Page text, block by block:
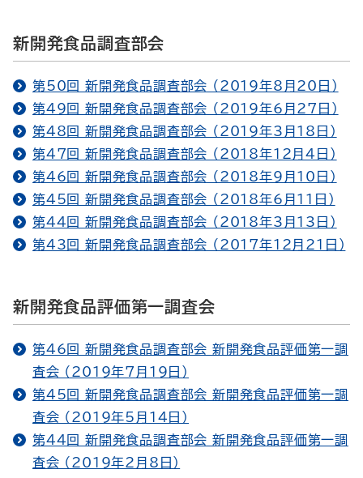
新開発食品調査部会
第50回 新開発食品調査部会 （2019年8月20日）
第49回 新開発食品調査部会 （2019年6月27日）
第48回 新開発食品調査部会 （2019年3月18日）
第47回 新開発食品調査部会 （2018年12月4日）
第46回 新開発食品調査部会 （2018年9月10日）
第45回 新開発食品調査部会 （2018年6月11日）
第44回 新開発食品調査部会 （2018年3月13日）
第43回 新開発食品調査部会 （2017年12月21日）
新開発食品評価第一調査会
第46回 新開発食品調査部会 新開発食品評価第一調
査会 （2019年7月19日）
第45回 新開発食品調査部会 新開発食品評価第一調
査会 （2019年5月14日）
第44回 新開発食品調査部会 新開発食品評価第一調
査会 （2019年2月8日）